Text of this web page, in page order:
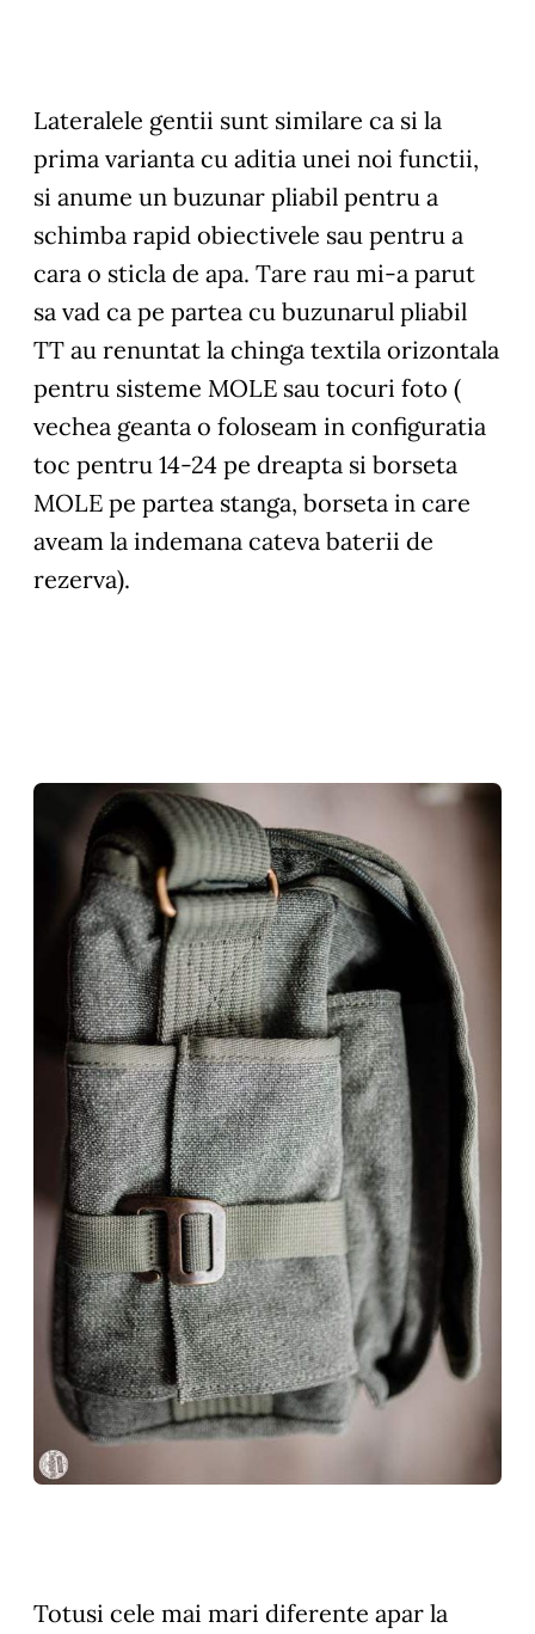
Lateralele gentii sunt similare ca si la
prima varianta cu aditia unei noi functii,
si anume un buzunar pliabil pentru a
schimba rapid obiectivele sau pentru a
cara o sticla de apa. Tare rau mi-a parut
sa vad ca pe partea cu buzunarul pliabil
TT au renuntat la chinga textila orizontala
pentru sisteme MOLE sau tocuri foto (
vechea geanta o foloseam in configuratia
toc pentru 14-24 pe dreapta si borseta
MOLE pe partea stanga, borseta in care
aveam la indemana cateva baterii de
rezerva).
Totusi cele mai mari diferente apar la